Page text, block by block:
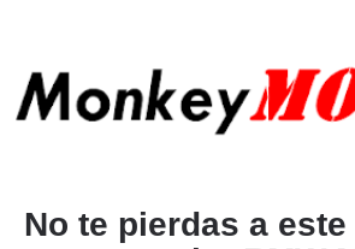
No te pierdas a este